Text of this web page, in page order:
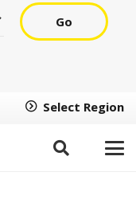
Go
Select Region